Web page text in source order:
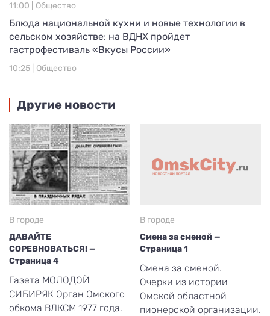
11:00 | Общество
Блюда национальной кухни и новые технологии в
сельском хозяйстве: на ВДНХ пройдет
гастрофестиваль «Вкусы России»
10:25 | Общество
Другие новости
В городе
ДАВАЙТЕ
СОРЕВНОВАТЬСЯ! —
Страница 4
Газета МОЛОДОЙ
СИБИРЯК Орган Омского
обкома ВЛКСМ 1977 года.
В городе
Смена за сменой —
Страница 1
Смена за сменой.
Очерки из истории
Омской областной
пионерской организации.